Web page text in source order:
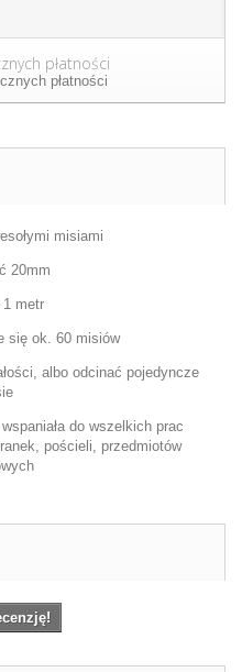
płatności
misiami
20mm
metr
się ok. 60 misiów
albo odcinać pojedyncze
do wszelkich prac
pościeli, przedmiotów